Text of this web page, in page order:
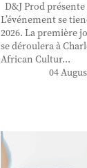
D&J Prod
L’événement se
2026. La première
se déroulera à
African Cultur...
04